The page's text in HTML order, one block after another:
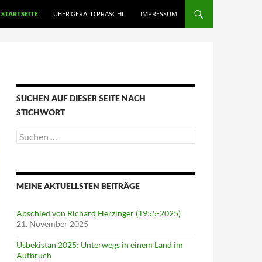
STARTSEITE ÜBER GERALD PRASCHL IMPRESSUM
SUCHEN AUF DIESER SEITE NACH
STICHWORT
Suche
nach:
MEINE AKTUELLSTEN BEITRÄGE
Abschied von Richard Herzinger (1955-2025)
21. November 2025
Usbekistan 2025: Unterwegs in einem Land im
Aufbruch